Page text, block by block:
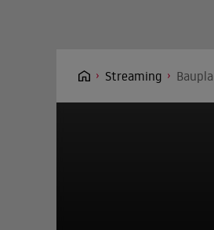
Streaming